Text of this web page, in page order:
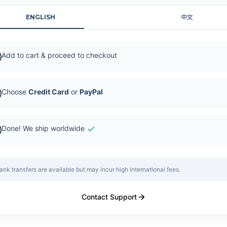
ENGLISH 中文
Add to cart & proceed to checkout
Choose Credit Card or PayPal
Done! We ship worldwide
transfers are available but may incur high international fees.
Contact Support